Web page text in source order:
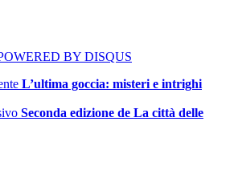
BY DISQUS
L’ultima goccia: misteri e intrighi
Seconda edizione de La città delle